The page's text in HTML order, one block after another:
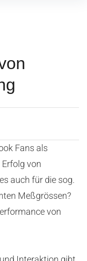
Fans als
von
auch für die sog.
Meßgrössen?
von